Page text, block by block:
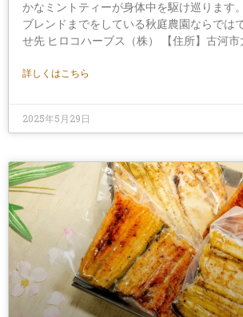
かなミントティーが身体中を駆け巡ります
ブレンドまでをしている秋庭農園ならでは
せ先 ヒロコハーブス（株） 【住所】古河市
詳しくはこちら
2025年5月29日